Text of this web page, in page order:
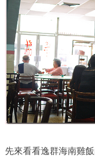
先來看看逸群海南雞飯